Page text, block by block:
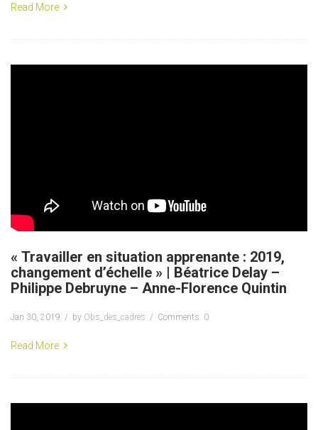
Read More
« Travailler en situation apprenante : 2019,
changement d’échelle » | Béatrice Delay –
Philippe Debruyne – Anne-Florence Quintin
Jan 30, 2019 by Obs_des_cadres Comments: 0
Read More